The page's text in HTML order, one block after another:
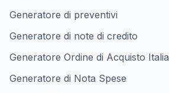
Generatore di preventivi
Generatore di note di credito
Generatore Ordine di Acquisto Italia
Generatore di Nota Spese